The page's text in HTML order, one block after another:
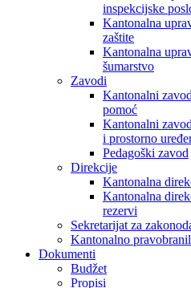
inspekcijske
Kantonalna
zaštite
Kantonalna
šumarstvo
Zavodi
Kantonalni
pomoć
Kantonalni
i prostorno
Pedagoški zavod
Direkcije
Kantonalna
Kantonalna
rezervi
Sekretarijat za
Kantonalno
Dokumenti
Budžet
Propisi